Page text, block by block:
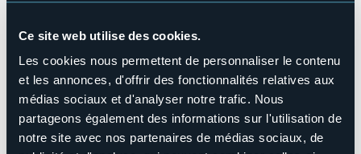
Ce site web utilise des cookies.
Les cookies nous permettent de personnaliser le contenu
et les annonces, d'offrir des fonctionnalités relatives aux
médias sociaux et d'analyser notre trafic. Nous
partageons également des informations sur l'utilisation de
notre site avec nos partenaires de médias sociaux, de
Organisateur de l'événement
Hop Hop Street Food
Lieu de l'événement
Piazza Repubblica
Site Internet
https://www.hophopstreetfood.com/